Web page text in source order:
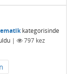
kategorisinde
| 797kez